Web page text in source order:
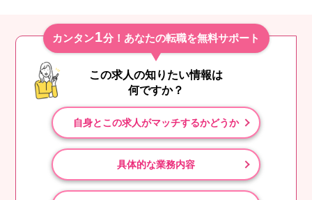
カンタン1分！あなたの転職を無料サポート
この求人の知りたい情報は
何ですか？
自身とこの求人がマッチするかどうか
具体的な業務内容